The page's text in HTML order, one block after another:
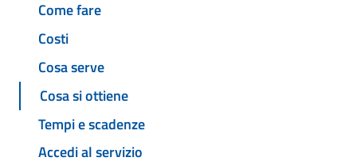
Come fare
Costi
Cosa serve
Cosa si ottiene
Tempi e scadenze
Accedi al servizio